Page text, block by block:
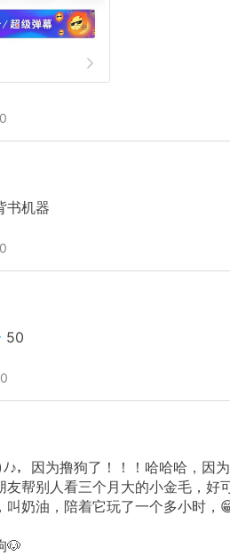
0
书机器
0
50
0
，因为撸狗了！！！哈哈哈，因为
友帮别人看三个月大的小金毛，好
叫奶油，陪着它玩了一个多小时，
🐶